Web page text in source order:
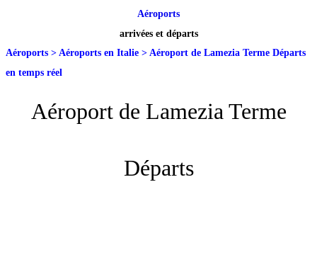
Aéroports
arrivées et départs
Aéroports > Aéroports en Italie > Aéroport de Lamezia Terme Départs
en temps réel
Aéroport de Lamezia Terme
Départs